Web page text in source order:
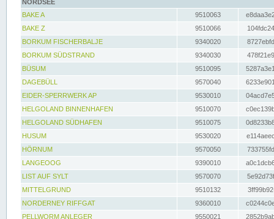
NORDSEE
BAKE A
9510063
BAKE Z
9510066
BORKUM FISCHERBALJE
9340020
BORKUM SÜDSTRAND
9340030
BÜSUM
9510095
DAGEBÜLL
9570040
EIDER-SPERRWERK AP
9530010
HELGOLAND BINNENHAFEN
9510070
HELGOLAND SÜDHAFEN
9510075
HUSUM
9530020
HÖRNUM
9570050
LANGEOOG
9390010
LIST AUF SYLT
9570070
MITTELGRUND
9510132
NORDERNEY RIFFGAT
9360010
PELLWORM ANLEGER
9550021